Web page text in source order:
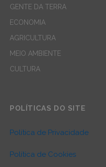
GENTE DA TERRA
ECONOMIA
AGRICULTURA
MEIO AMBIENTE
CULTURA
POLÍTICAS DO SITE
Política de Privacidade
Política de Cookies